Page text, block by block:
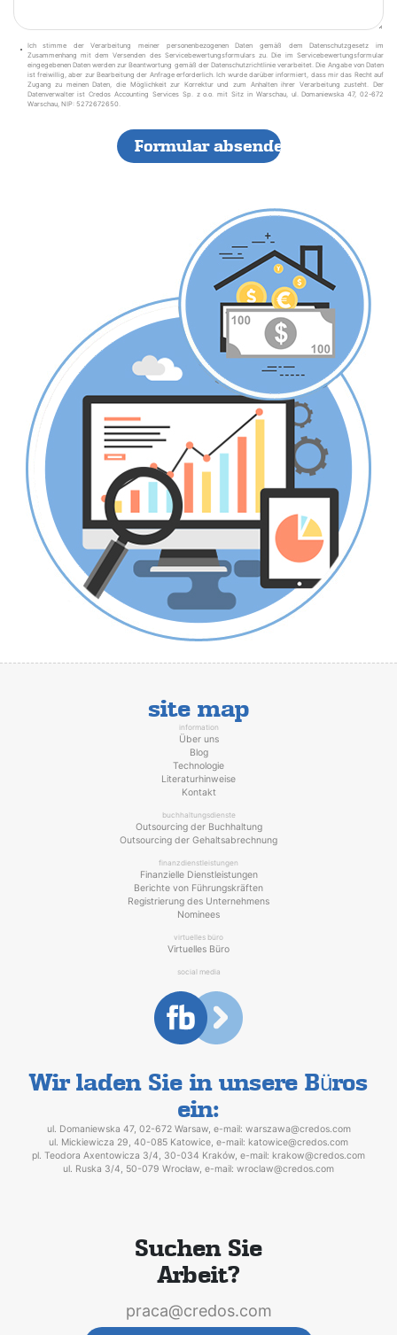
Ich stimme der Verarbeitung meiner personenbezogenen Daten gemäß dem Datenschutzgesetz im
Zusammenhang mit dem Versenden des Servicebewertungsformulars zu. Die im Servicebewertungsformular
eingegebenen Daten werden zur Beantwortung gemäß der Datenschutzrichtlinieverarbeitet. Die Angabe von Daten
ist freiwillig, aber zur Bearbeitung der Anfrage erforderlich. Ich wurde darüber informiert, dass mir das Recht auf
Zugang zu meinen Daten, die Möglichkeit zur Korrektur und zum Anhalten ihrer Verarbeitung zusteht. Der
Datenverwalter ist Credos Accounting Services Sp. z o.o. mit Sitz in Warschau, ul. Domaniewska 47, 02-672
Warschau, NIP: 5272672650.
site map
information
Über uns
Blog
Technologie
Literaturhinweise
Kontakt
buchhaltungsdienste
Outsourcing der Buchhaltung
Outsourcing der Gehaltsabrechnung
finanzdienstleistungen
Finanzielle Dienstleistungen
Berichte von Führungskräften
Registrierung des Unternehmens
Nominees
virtuelles büro
Virtuelles Büro
social media
Wir laden Sie in unsere Büros
ein:
ul. Domaniewska 47, 02-672 Warsaw, e-mail: warszawa@credos.com
ul. Mickiewicza 29, 40-085 Katowice, e-mail: katowice@credos.com
pl. Teodora Axentowicza 3/4, 30-034 Kraków, e-mail: krakow@credos.com
ul. Ruska 3/4, 50-079 Wrocław, e-mail: wroclaw@credos.com
Suchen Sie
Arbeit?
praca@credos.com